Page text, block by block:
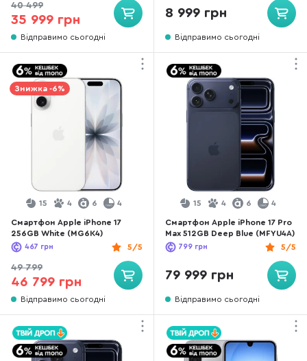
40 499
35 999 грн
Відправимо сьогодні
8 999 грн
Відправимо сьогодні
Знижка -6%
15 4 6 4
Смартфон Apple iPhone 17
256GB White (MG6K4)
5/5
467 грн
49 799
46 799 грн
Відправимо сьогодні
15 4 6 4
Смартфон Apple iPhone 17 Pro
Max 512GB Deep Blue (MFYU4A)
5/5
799 грн
79 999 грн
Відправимо сьогодні